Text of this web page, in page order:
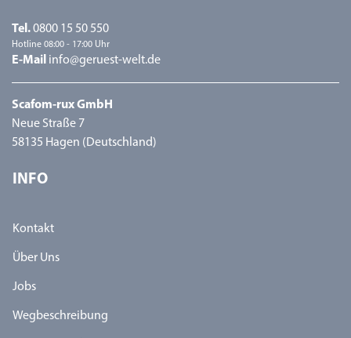
Tel.0800 15 50 550
Hotline 08:00 - 17:00 Uhr
E-Mail info@geruest-welt.de
Scafom-rux GmbH
Neue Straße 7
58135 Hagen (Deutschland)
INFO
Kontakt
Über Uns
Jobs
Wegbeschreibung